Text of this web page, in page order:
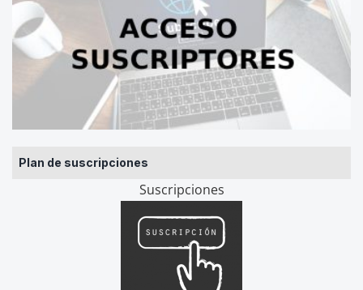
Plan de suscripciones
Suscripciones